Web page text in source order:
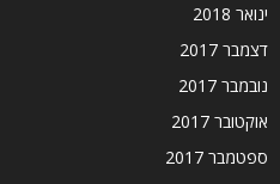
ינואר 2018
דצמבר 2017
נובמבר 2017
אוקטובר 2017
ספטמבר 2017